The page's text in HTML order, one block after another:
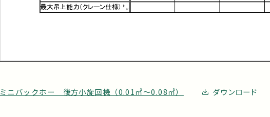
ミニバックホー 後方小旋回機（0.01㎥～0.08㎥） ダウンロード